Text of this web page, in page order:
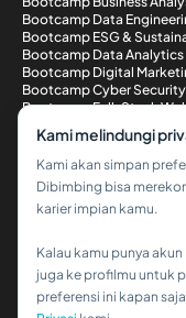
Bootcamp Data
Bootcamp ESG &
Bootcamp Data Analytics
Bootcamp Digital
Bootcamp Cyber Security
Bootcamp Full-Stack
Metode
Kami melindungi
Kami akan simpan
Dibimbing bisa
karier impian kamu.
Kalau kamu punya
juga ke profilmu untuk
preferensi ini kapan